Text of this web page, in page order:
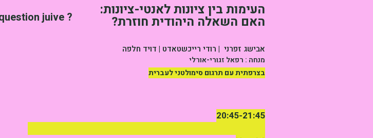
juive ?
העימות בין ציונות לאנטי-ציונות:
האם השאלה היהודית חוזרת?
אבישג זפרני | רודי רייכשטאדט | דויד חלפה
מנחה : רפאל זגורי-אורלי
בצרפתית עם תרגום סימולטני לעברית
20:45-21:45